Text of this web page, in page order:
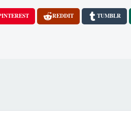
REDDIT TUMBLR